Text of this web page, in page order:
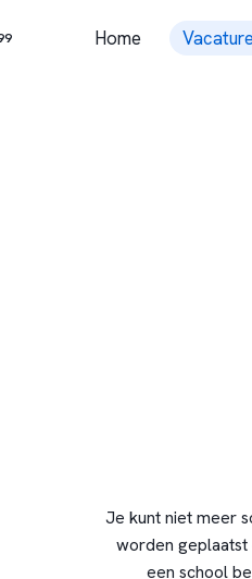
Home
Je kunt niet meer
worden
een school